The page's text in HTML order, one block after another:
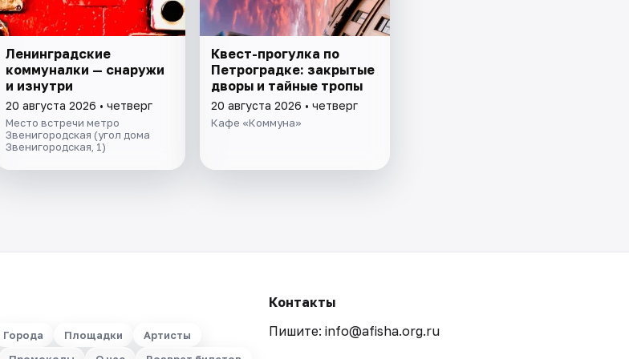
Ленинградские
коммуналки — снаружи
и изнутри
20 августа 2026 • четверг
Место встречи метро
Звенигородская (угол дома
Звенигородская, 1)
Квест-прогулка по
Петроградке: закрытые
дворы и тайные тропы
20 августа 2026 • четверг
Кафе «Коммуна»
Города Площадки
Артисты
Контакты
Пишите: info@afisha.org.ru